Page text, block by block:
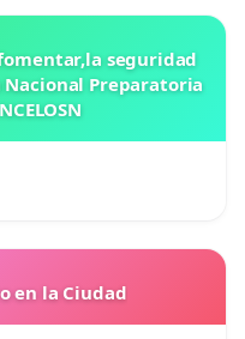
seguridad
Nacional Preparatoria
en la Ciudad